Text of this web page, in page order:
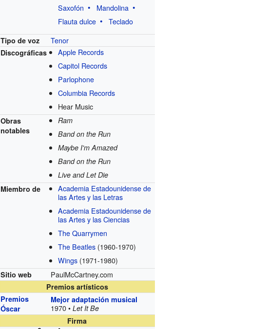
Saxofón
Mandolina
Flauta dulce
Teclado
Tipo de voz Tenor
Discográficas
Apple Records
Capitol Records
Parlophone
Columbia Records
Hear Music
Obras
notables
Ram
Band on the Run
Maybe I'm Amazed
Band on the Run
Live and Let Die
Miembro de
Academia Estadounidense de
las Artes y las Letras
Academia Estadounidense de
las Artes y las Ciencias
The Quarrymen
The Beatles (1960-1970)
Wings (1971-1980)
Sitio web PaulMcCartney.com
Premios artísticos
Premios
Óscar
Mejor adaptación musical
1970 •Let It Be
Firma